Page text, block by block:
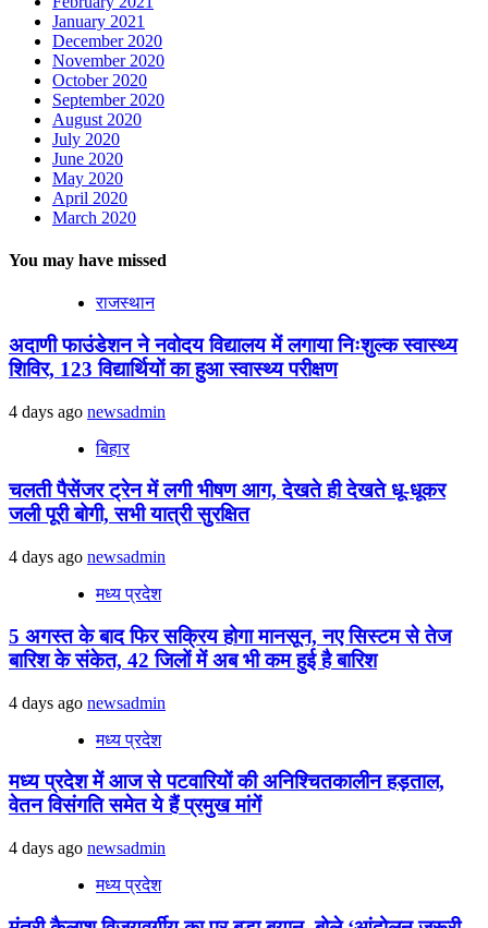
January 2021
December 2020
November 2020
October 2020
September 2020
August 2020
July 2020
June 2020
May 2020
April 2020
March 2020
You may have missed
राजस्थान
अदाणी फाउंडेशन ने नवोदय विद्यालय में लगाया निःशुल्क स्वास्थ्य
शिविर, 123 विद्यार्थियों का हुआ स्वास्थ्य परीक्षण
4 days ago newsadmin
बिहार
चलती पैसेंजर ट्रेन में लगी भीषण आग, देखते ही देखते धू-धूकर
जली पूरी बोगी, सभी यात्री सुरक्षित
4 days ago newsadmin
मध्य प्रदेश
5 अगस्त के बाद फिर सक्रिय होगा मानसून, नए सिस्टम से तेज
बारिश के संकेत, 42 जिलों में अब भी कम हुई है बारिश
4 days ago newsadmin
मध्य प्रदेश
मध्य प्रदेश में आज से पटवारियों की अनिश्चितकालीन हड़ताल,
वेतन विसंगति समेत ये हैं प्रमुख मांगें
4 days ago newsadmin
मध्य प्रदेश